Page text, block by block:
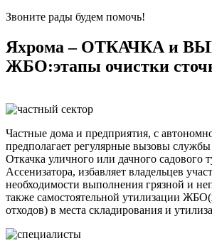
Звоните рады будем помочь!
Яхрома – ОТКАЧКА и
ЖБО:этапы очистки
Частные дома и предприятия, с
предполагает регулярные вызовы службы
Откачка уличного или дачного садового
Ассенизатора, избавляет владельцев
необходимости выполнения грязной и
также самостоятельной утилизации
отходов) в места складирования и